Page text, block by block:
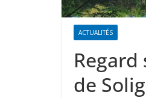
ACTUALITÉS
Regard
de